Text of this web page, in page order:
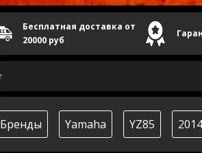
Бренды Yamaha YZ85 2014
Бесплатная доставка от
20000 руб